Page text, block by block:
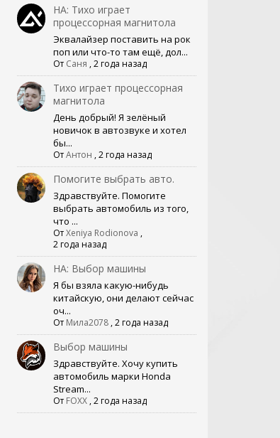
30
Бум производства
автомобилей в России
может привести к
обвалу рынка
Как отмечают
автомобильные
эксперты, сегодня
концерны, которые
представлены на
НА: Тихо играет
процессорная магнитола
Эквалайзер поставить на рок
поп или что-то там ещё, дол...
От Саня ,2 года назад
Тихо играет процессорная
магнитола
День добрый! Я зелёный
новичок в автозвуке и хотел
бы...
ОтАнтон ,2 года назад
Помогите выбрать авто.
Здравствуйте. Помогите
выбрать автомобиль из того,
что ...
ОтXeniya Rodionova ,
2 года назад
НА: Выбор машины
Я бы взяла какую-нибудь
китайскую, они делают сейчас
оч...
От Мила2078,2 года назад
Выбор машины
Здравствуйте. Хочу купить
автомобиль марки Honda
Stream...
От FOXX,2 года назад